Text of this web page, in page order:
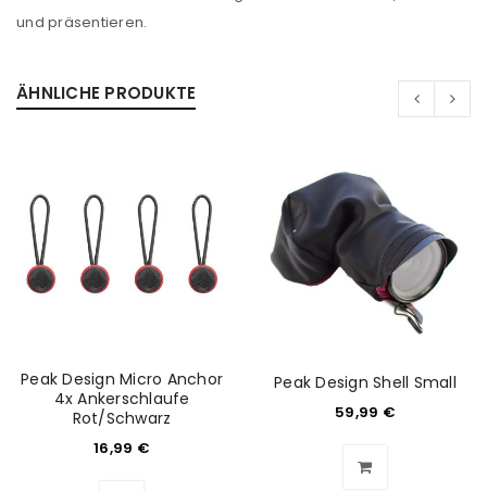
und präsentieren.
ÄHNLICHE PRODUKTE
Peak Design Micro Anchor
4x Ankerschlaufe
Rot/Schwarz
16,99 €
Peak Design Shell Small
59,99 €